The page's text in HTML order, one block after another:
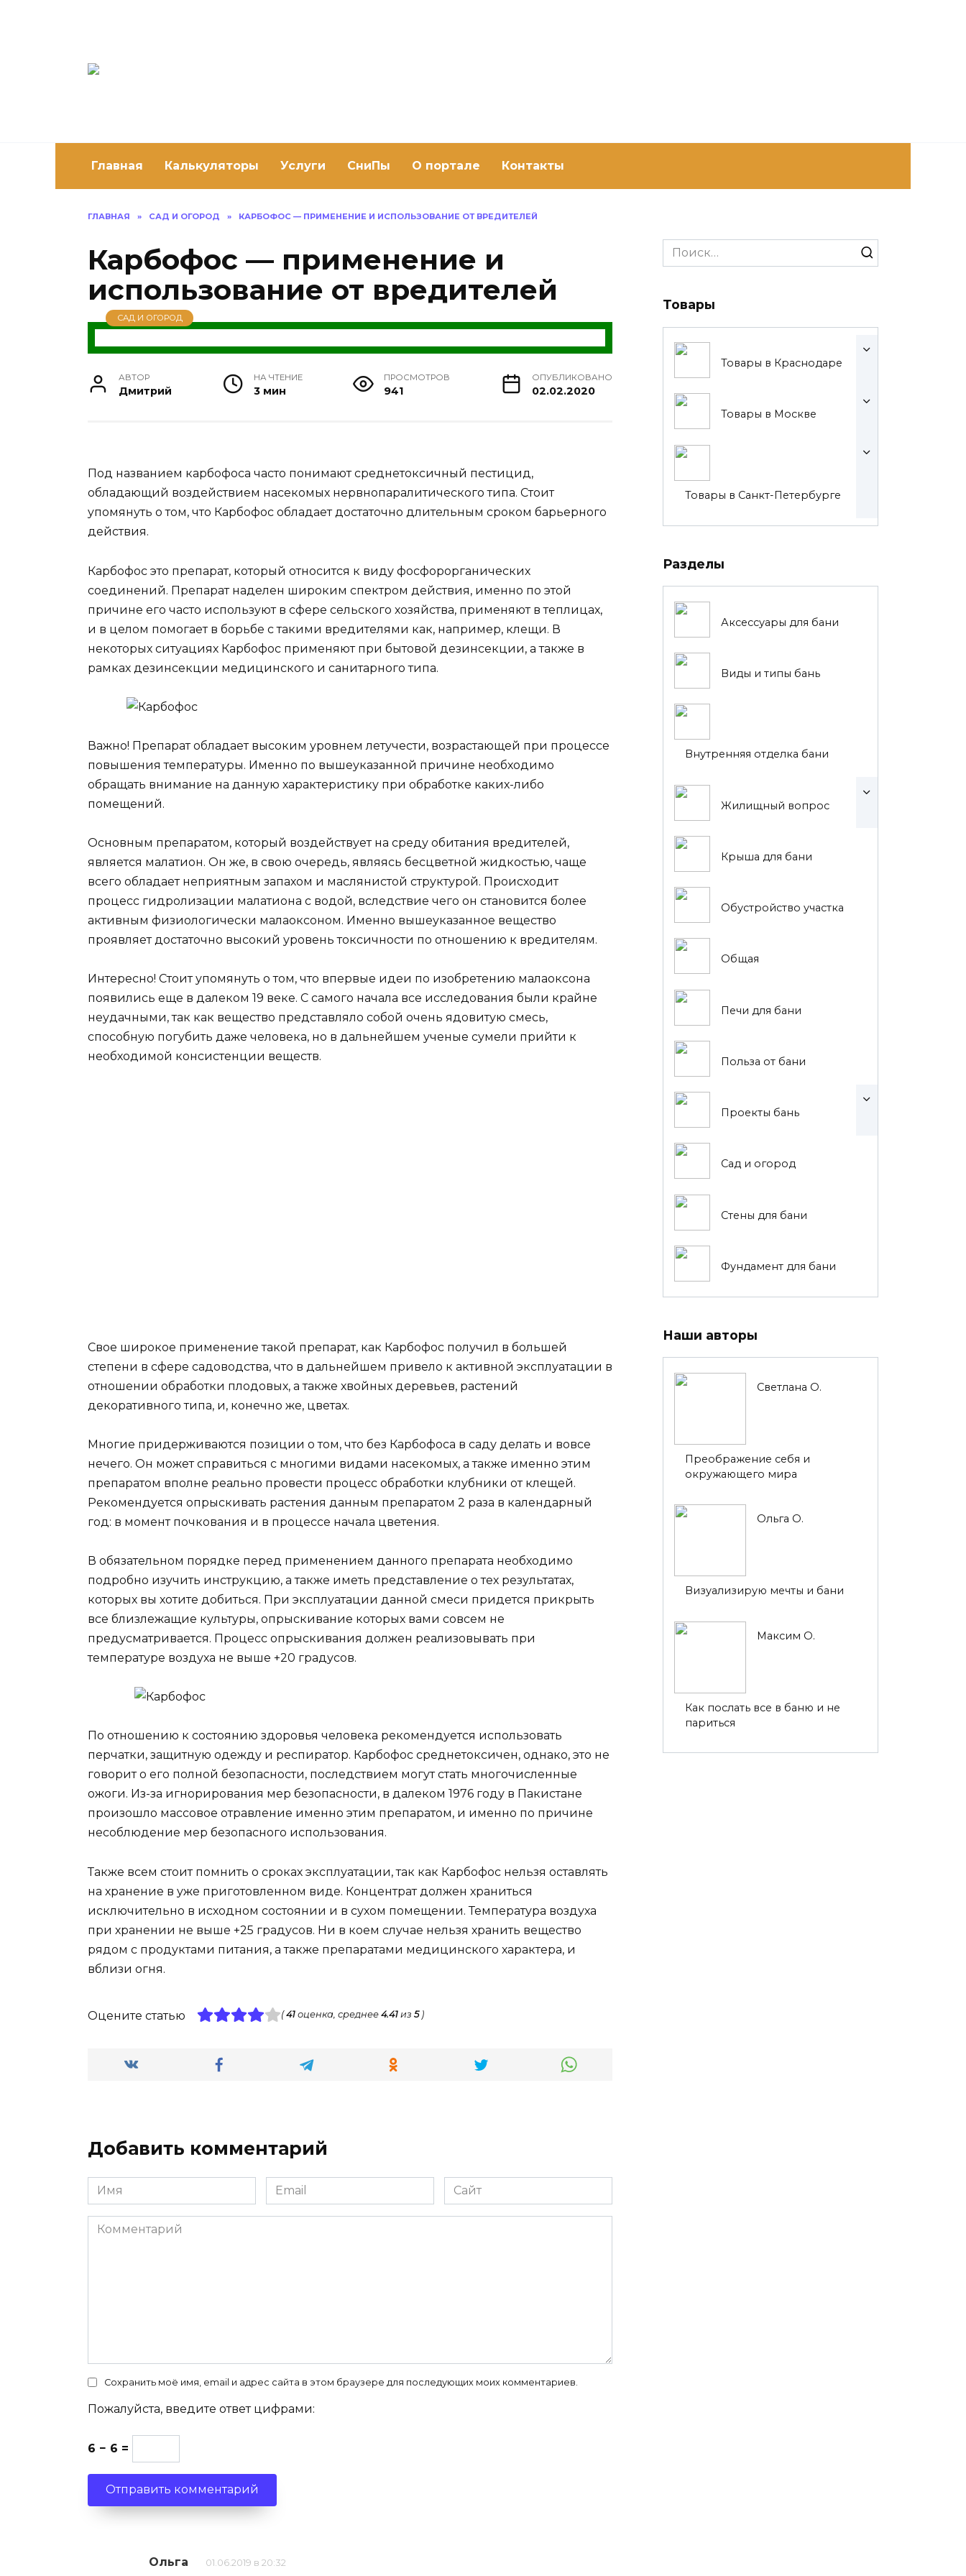
Главная Калькуляторы Услуги СниПы О портале Контакты
ГЛАВНАЯ » САД И ОГОРОД » КАРБОФОС — ПРИМЕНЕНИЕ И ИСПОЛЬЗОВАНИЕ ОТ ВРЕДИТЕЛЕЙ
Карбофос — применение и
использование от вредителей
САД И ОГОРОД
АВТОР
Дмитрий
НА ЧТЕНИЕ
3 мин
ПРОСМОТРОВ
941
ОПУБЛИКОВАНО
02.02.2020
Под названием карбофоса часто понимают среднетоксичный пестицид,
обладающий воздействием насекомых нервнопаралитического типа. Стоит
упомянуть о том, что Карбофос обладает достаточно длительным сроком барьерного
действия.
Карбофос это препарат, который относится к виду фосфорорганических
соединений. Препарат наделен широким спектром действия, именно по этой
причине его часто используют в сфере сельского хозяйства, применяют в теплицах,
и в целом помогает в борьбе с такими вредителями как, например, клещи. В
некоторых ситуациях Карбофос применяют при бытовой дезинсекции, а также в
рамках дезинсекции медицинского и санитарного типа.
Важно! Препарат обладает высоким уровнем летучести, возрастающей при процессе
повышения температуры. Именно по вышеуказанной причине необходимо
обращать внимание на данную характеристику при обработке каких-либо
помещений.
Основным препаратом, который воздействует на среду обитания вредителей,
является малатион. Он же, в свою очередь, являясь бесцветной жидкостью, чаще
всего обладает неприятным запахом и маслянистой структурой. Происходит
процесс гидролизации малатиона с водой, вследствие чего он становится более
активным физиологически малаоксоном. Именно вышеуказанное вещество
проявляет достаточно высокий уровень токсичности по отношению к вредителям.
Интересно! Стоит упомянуть о том, что впервые идеи по изобретению малаоксона
появились еще в далеком 19 веке. С самого начала все исследования были крайне
неудачными, так как вещество представляло собой очень ядовитую смесь,
способную погубить даже человека, но в дальнейшем ученые сумели прийти к
необходимой консистенции веществ.
Свое широкое применение такой препарат, как Карбофос получил в большей
степени в сфере садоводства, что в дальнейшем привело к активной эксплуатации в
отношении обработки плодовых, а также хвойных деревьев, растений
декоративного типа, и, конечно же, цветах.
Многие придерживаются позиции о том, что без Карбофоса в саду делать и вовсе
нечего. Он может справиться с многими видами насекомых, а также именно этим
препаратом вполне реально провести процесс обработки клубники от клещей.
Рекомендуется опрыскивать растения данным препаратом 2 раза в календарный
год: в момент почкования и в процессе начала цветения.
В обязательном порядке перед применением данного препарата необходимо
подробно изучить инструкцию, а также иметь представление о тех результатах,
которых вы хотите добиться. При эксплуатации данной смеси придется прикрыть
все близлежащие культуры, опрыскивание которых вами совсем не
предусматривается. Процесс опрыскивания должен реализовывать при
температуре воздуха не выше +20 градусов.
По отношению к состоянию здоровья человека рекомендуется использовать
перчатки, защитную одежду и респиратор. Карбофос среднетоксичен, однако, это не
говорит о его полной безопасности, последствием могут стать многочисленные
ожоги. Из-за игнорирования мер безопасности, в далеком 1976 году в Пакистане
произошло массовое отравление именно этим препаратом, и именно по причине
несоблюдение мер безопасного использования.
Также всем стоит помнить о сроках эксплуатации, так как Карбофос нельзя оставлять
на хранение в уже приготовленном виде. Концентрат должен храниться
исключительно в исходном состоянии и в сухом помещении. Температура воздуха
при хранении не выше +25 градусов. Ни в коем случае нельзя хранить вещество
рядом с продуктами питания, а также препаратами медицинского характера, и
вблизи огня.
Оцените статью (41оценка, среднее 4.41из 5)
Добавить комментарий
Имя
*
Email
*
Сайт
Комментарий
Сохранить моё имя, email и адрес сайта в этом браузере для последующих моих комментариев.
Пожалуйста, введите ответ цифрами:
6 − 6 =
Ольга 01.06.2019 в 20:32
Search
for:
Товары
Товары в Краснодаре
Товары в Москве
Товары в Санкт-Петербурге
Разделы
Аксессуары для бани
Виды и типы бань
Внутренняя отделка бани
Жилищный вопрос
Крыша для бани
Обустройство участка
Общая
Печи для бани
Польза от бани
Проекты бань
Сад и огород
Стены для бани
Фундамент для бани
Наши авторы
Светлана О.
Преображение себя и
окружающего мира
Ольга О.
Визуализирую мечты и бани
Максим О.
Как послать все в баню и не
париться